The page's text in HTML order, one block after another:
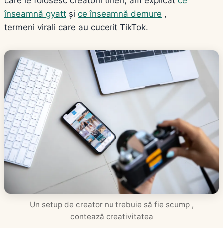
înseamnă gyatt și ce înseamnă demure ,
termeni virali care au cucerit TikTok.
Un setup de creator nu trebuie să fie scump ,
contează creativitatea